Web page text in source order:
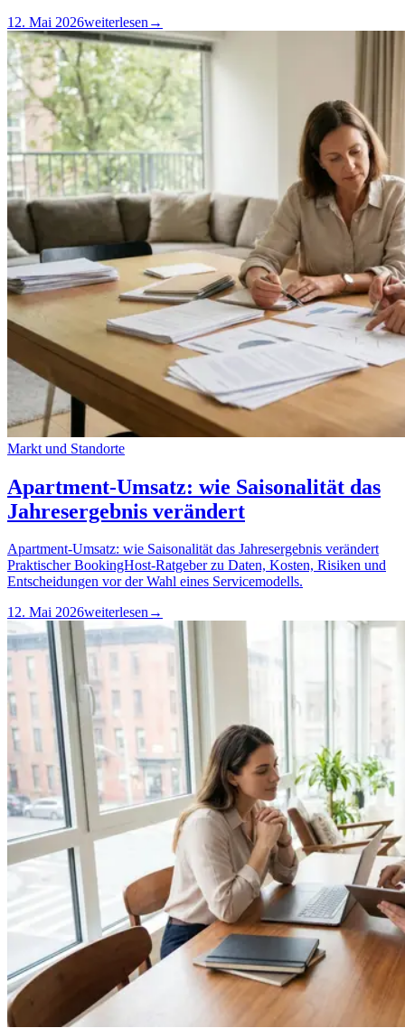
12. Mai 2026weiterlesen →
Markt und Standorte
Apartment-Umsatz: wie Saisonalität das
Jahresergebnis verändert
Apartment-Umsatz: wie Saisonalität das Jahresergebnis verändert
Praktischer BookingHost-Ratgeber zu Daten, Kosten, Risiken und
Entscheidungen vor der Wahl eines Servicemodells.
12. Mai 2026weiterlesen→